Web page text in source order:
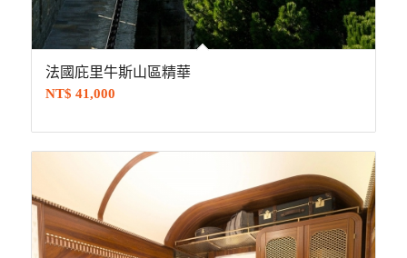
法國庇里牛斯山區精華
NT$ 41,000